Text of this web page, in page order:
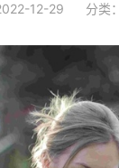
12-29 分类：